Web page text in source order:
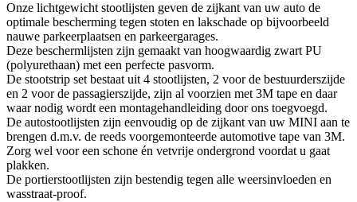
Onze lichtgewicht stootlijsten geven de zijkant van uw auto de
optimale bescherming tegen stoten en lakschade op bijvoorbeeld
nauwe parkeerplaatsen en parkeergarages.
Deze beschermlijsten zijn gemaakt van hoogwaardig zwart PU
(polyurethaan) met een perfecte pasvorm.
De stootstrip set bestaat uit 4 stootlijsten, 2 voor de bestuurderszijde
en 2 voor de passagierszijde, zijn al voorzien met 3M tape en daar
waar nodig wordt een montagehandleiding door ons toegvoegd.
De autostootlijsten zijn eenvoudig op de zijkant van uw MINI aan te
brengen d.m.v. de reeds voorgemonteerde automotive tape van 3M.
Zorg wel voor een schone én vetvrije ondergrond voordat u gaat
plakken.
De portierstootlijsten zijn bestendig tegen alle weersinvloeden en
wasstraat-proof.